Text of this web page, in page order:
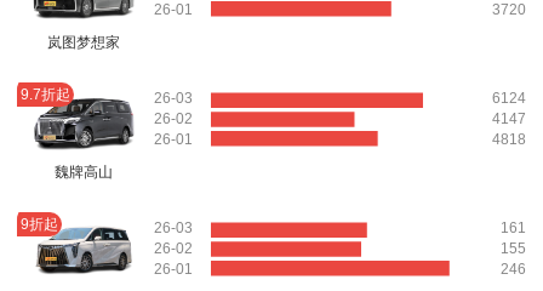
岚图梦想家
26-01
3720
9.7折起
魏牌高山
26-03
26-02
26-01
6124
4147
4818
9折起
26-03
26-02
26-01
161
155
246